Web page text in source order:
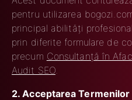
pentru utilizarea
principal abilități
prin diferite formulare de
precum Consultanță în
Audit SEO.
2. Acceptarea Termenilor